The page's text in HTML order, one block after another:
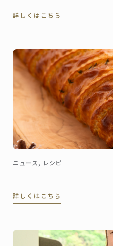
の高級リゾート、ヘビチホ
詳しくはこちら
ニュース, レシピ
詳しくはこちら